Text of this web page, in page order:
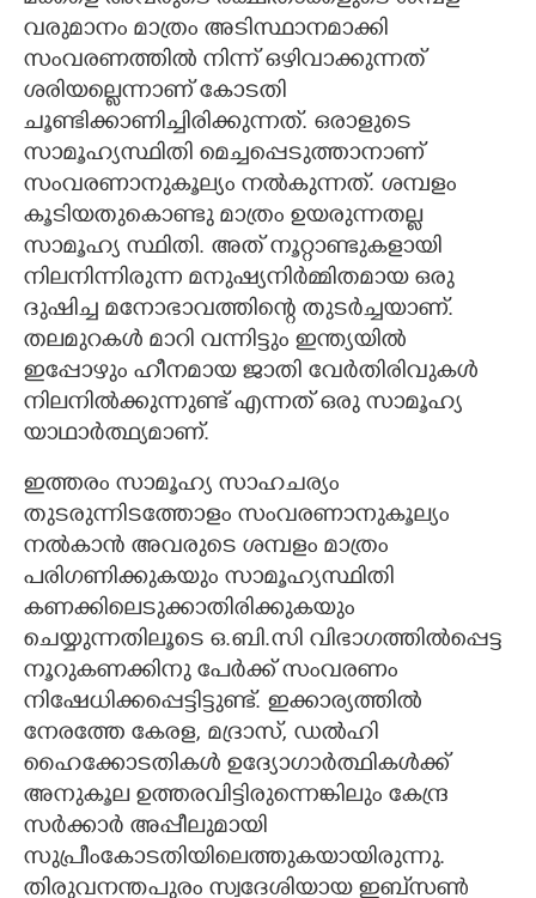
വരുമാനം മാത്രം അടിസ്ഥാനമാക്കി
സംവരണത്തിൽ നിന്ന് ഒഴിവാക്കുന്നത്
ശരിയല്ലെന്നാണ് കോടതി
ചൂണ്ടിക്കാണിച്ചിരിക്കുന്നത്. ഒരാളുടെ
സാമൂഹ്യസ്ഥിതി മെച്ചപ്പെടുത്താനാണ്
സംവരണാനുകൂല്യം നൽകുന്നത്. ശമ്പളം
കൂടിയതുകൊണ്ടു മാത്രം ഉയരുന്നതല്ല
സാമൂഹ്യ സ്ഥിതി. അത് നൂറ്റാണ്ടുകളായി
നിലനിന്നിരുന്ന മനുഷ്യനിർമ്മിതമായ ഒരു
ദുഷിച്ച മനോഭാവത്തിന്റെ തുടർച്ചയാണ്.
തലമുറകൾ മാറി വന്നിട്ടും ഇന്ത്യയിൽ
ഇപ്പോഴും ഹീനമായ ജാതി വേർതിരിവുകൾ
നിലനിൽക്കുന്നുണ്ട് എന്നത് ഒരു സാമൂഹ്യ
യാഥാർത്ഥ്യമാണ്.
ഇത്തരം സാമൂഹ്യ സാഹചര്യം
തുടരുന്നിടത്തോളം സംവരണാനുകൂല്യം
നൽകാൻ അവരുടെ ശമ്പളം മാത്രം
പരിഗണിക്കുകയും സാമൂഹ്യസ്ഥിതി
കണക്കിലെടുക്കാതിരിക്കുകയും
ചെയ്യുന്നതിലൂടെ ഒ.ബി.സി വിഭാഗത്തിൽപ്പെട്ട
നൂറുകണക്കിനു പേർക്ക് സംവരണം
നിഷേധിക്കപ്പെട്ടിട്ടുണ്ട്. ഇക്കാര്യത്തിൽ
നേരത്തേ കേരള, മദ്രാസ്, ഡൽഹി
ഹൈക്കോടതികൾ ഉദ്യോഗാർത്ഥികൾക്ക്
അനുകൂല ഉത്തരവിട്ടിരുന്നെങ്കിലും കേന്ദ്ര
സർക്കാർ അപ്പീലുമായി
സുപ്രീംകോടതിയിലെത്തുകയായിരുന്നു.
തിരുവനന്തപുരം സ്വദേശിയായ ഇബ്‌‌സൺ